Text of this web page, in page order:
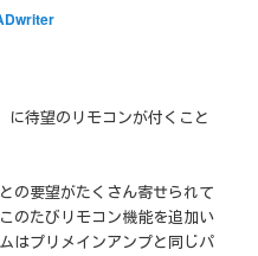
に待望のリモコンが付くこと
の要望がたくさん寄せられて
のたびリモコン機能を追加い
はプリメインアンプと同じパ